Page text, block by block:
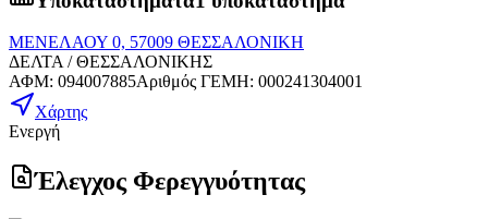
ΜΕΝΕΛΑΟΥ 0, 57009 ΘΕΣΣΑΛΟΝΙΚΗ
ΔΕΛΤΑ / ΘΕΣΣΑΛΟΝΙΚΗΣ
ΑΦΜ: 094007885Αριθμός ΓΕΜΗ: 000241304001
Χάρτης
Ενεργή
Έλεγχος Φερεγγυότητας